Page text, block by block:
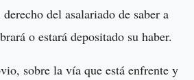
del asalariado de saber a
o estará depositado su haber.
sobre la vía que está enfrente y